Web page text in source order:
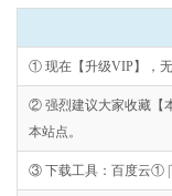
① 现在【升级VIP】，
② 强烈建议大家收藏【
本站点。
③ 下载工具：百度云① |